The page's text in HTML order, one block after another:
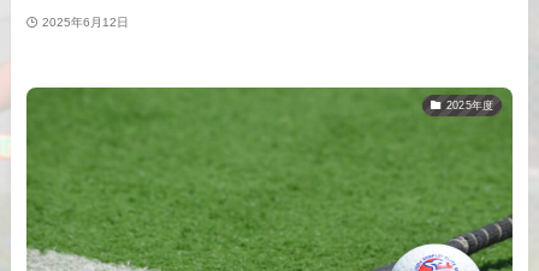
2025年6月12日
2025年度